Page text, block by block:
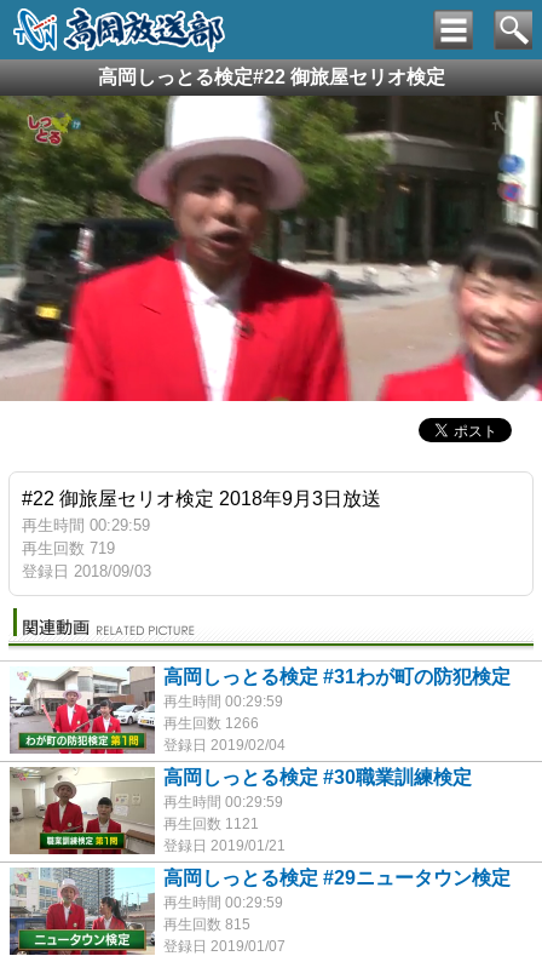
高岡しっとる検定#22 御旅屋セリオ検定
#22 御旅屋セリオ検定 2018年9月3日放送
再生時間 00:29:59
再生回数 719
登録日 2018/09/03
高岡しっとる検定 #31わが町の防犯検定
再生時間 00:29:59
再生回数 1266
登録日 2019/02/04
高岡しっとる検定 #30職業訓練検定
再生時間 00:29:59
再生回数 1121
登録日 2019/01/21
高岡しっとる検定 #29ニュータウン検定
再生時間 00:29:59
再生回数 815
登録日 2019/01/07